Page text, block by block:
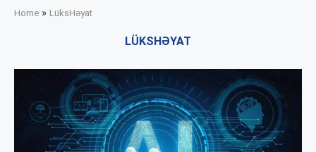
Home » LüksHəyat
LÜKSHƏYAT